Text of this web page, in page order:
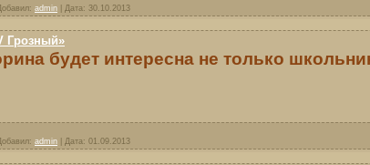
admin Дата: 30.10.2013
Грозный»
будет интересна не только
admin Дата: 01.09.2013